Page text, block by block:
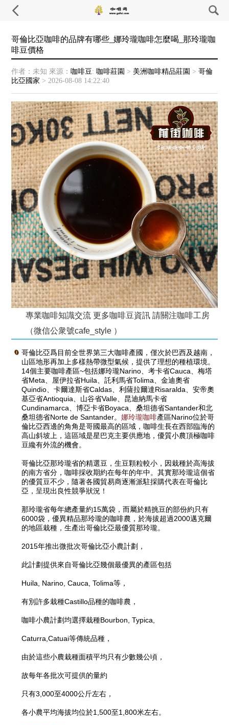
哥倫比亞咖啡的品牌有哪些_娜玲瓏咖啡怎麼喝_那玲瓏咖
啡豆價格
作者：未知 來源：咖啡豆:咖啡莊園 > 美洲咖啡精品莊園 >哥倫
比亞國家 >2026-08-08 14:22:40
專業咖啡知識交流 更多咖啡豆資訊 請關注咖啡工房
（微信公衆號cafe_style ）
哥倫比亞爲目前全世界第三大咖啡產國，僅次於巴西及越南，
山區地形再加上多樣熱帶微型氣候，提供了理想的種植環境。
14個主要咖啡產區~包括娜玲瓏Narino、考卡省Cauca、梅塔
省Meta、屋伊拉省Huila、託利馬省Tolima、金迪奧省
Quindio、卡爾達斯省Caldas、利薩拉爾達Risaralda、安帝奧
基亞省Antioquia、山谷省Valle、昆迪納馬卡省
Cundinamarca、博亞卡省Boyaca、桑坦德省Santander和北
桑坦德省Norte de Santander。娜玲瓏咖啡產區Narino位於哥
倫比亞西邊的角角是哥國最高的區域，咖啡生長在西部臨海的
高山斜坡上，這區域是星巴克主要供應地，優質小農頂極咖啡
豆纔有外流的機會。
哥倫比亞那玲瓏省的精選豆，生豆顆粒較小，因栽種於高海拔
的南方省分，咖啡採收期約在每年的年中。其實那玲瓏這個省
的優質豆不少，隨著各國貿易商逐漸派駐採購代表在哥倫比
亞，呈現出良性競爭狀況！
那玲瓏省每年總產量約15萬袋，而屬於精挑豆的部份約只有
6000袋，優異精品那玲瓏的咖啡農，於海拔超過2000邁克爾
的地區栽種，生產出哥倫比亞最優質那玲瓏。
2015年推出微批次哥倫比亞小農計劃，
此計劃提供來自哥倫比亞幾個最優異的產區包括
Huila, Narino, Cauca, Tolima等，
有別許多栽種Castillo品種的咖啡農，
咖啡小農計劃均選擇栽種Bourbon, Typica,
Caturra,Catuai等傳統品種，
由於這些小農栽種面積平均只有少數幾公頃，
故每年各批次可提供的量約
只有3,000至4000公斤左右，
各小農平均海拔均位於1,500至1,800米左右。